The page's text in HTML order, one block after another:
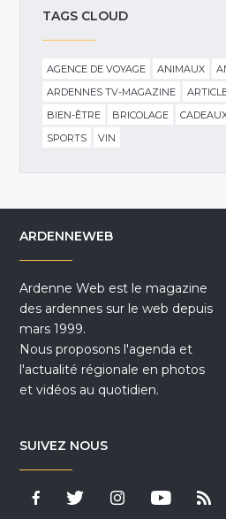
TAGS CLOUD
AGENCE DE VOYAGE ANIMAUX
ARDENNES TV-MAGAZINE
BIEN-ÊTRE
BRICOLAGE
SPORTS
VIN
ARDENNEWEB
Ardenne Web est le magazine
des ardennes sur le web depuis
mars 1999.
Nous proposons l'agenda et
l'actualité régionale en photos
et vidéos au quotidien.
SUIVEZ NOUS